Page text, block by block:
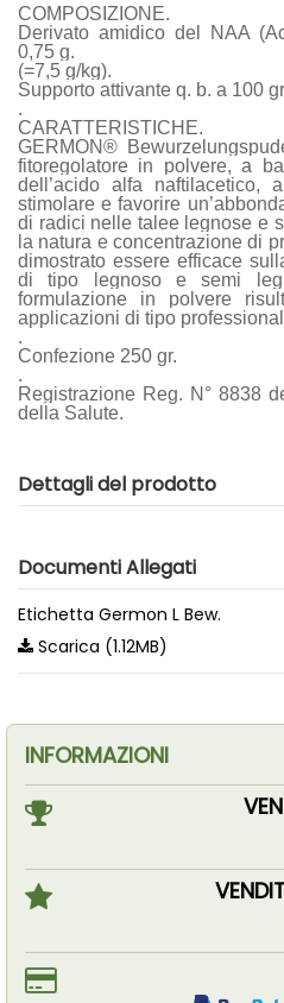
COMPOSIZIONE.
Derivato amidico del NAA
0,75 g.
(=7,5 g/kg).
Supporto attivante q. b. a 100
.
CARATTERISTICHE.
GERMON®
fitoregolatore in polvere, a
dell’acido alfa naftilacetico,
stimolare e favorire
di radici nelle talee legnose e
la natura e concentrazione di
dimostrato essere efficace
di tipo legnoso e semi
formulazione in polvere
applicazioni di tipo
.
Confezione 250 gr.
.
Registrazione Reg. N° 8838
della Salute.
Dettagli del prodotto
Documenti Allegati
Etichetta Germon L Bew.
Scarica (1.12MB)
INFORMAZIONI